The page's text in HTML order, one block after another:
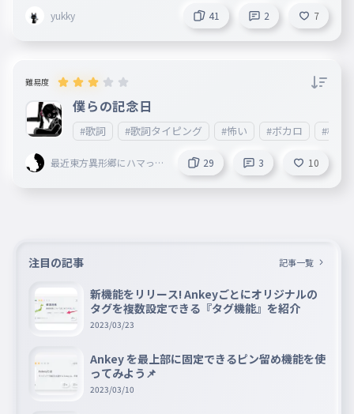
yukky 41 2 7
難易度
僕らの記念日
#歌詞 #歌詞タイピング #怖い #ボカロ #検索
最近東方異形郷にハマった
29 3 10
注目の記事 記事一覧
新機能をリリース! Ankeyごとにオリジナルの
タグを複数設定できる『タグ機能』を紹介
2023/03/23
Ankey を最上部に固定できるピン留め機能を使
ってみよう📌
2023/03/10